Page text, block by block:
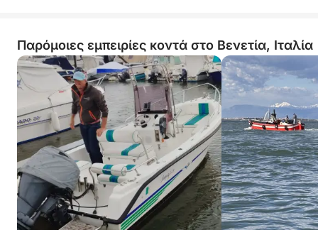
Παρόμοιες εμπειρίες κοντά στο Βενετία, Ιταλία